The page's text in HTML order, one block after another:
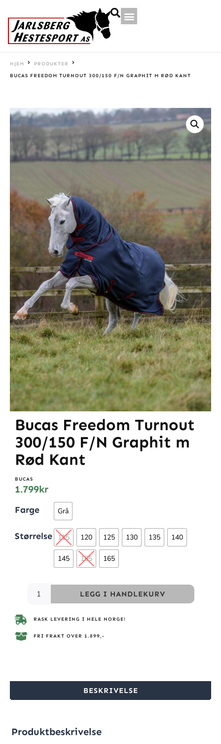
HJEM
PRODUKTER
BUCAS FREEDOM TURNOUT 300/150 F/N GRAPHIT M RØD KANT
Bucas Freedom Turnout
300/150 F/N Graphit m
Rød Kant
BUCAS
1.799kr
Farge Grå
Størrelse 115 120 125 130 135 140
145 155 165
LEGG I HANDLEKURV
RASK LEVERING I HELE NORGE!
FRI FRAKT OVER 1.899,-
BESKRIVELSE
Produktbeskrivelse